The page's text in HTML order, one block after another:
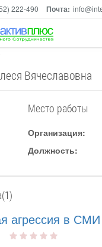
222-490 Почта:
Вячеславовна
Место работы
Организация:
Должность:
агрессия в СМИ